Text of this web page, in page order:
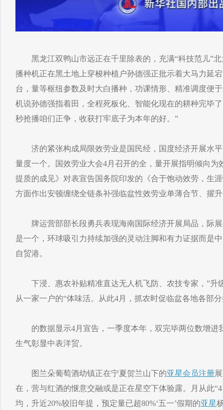
黑龙江双鸭山市远正在千里除表的，充满“科技范儿”北
播种机正在黑土地上穿梭种植户孙德强正批示着大马力延
台，量等枢纽参数及时大白播种，功课情形、精准调度便
机说孙德强指着田，全程死板化、智能化现在的耕种完毕
秒抢播咱们正争，收获打牢底子为本年的好。”
济的紧张构成局限效劳业是国民经，国度经济开展水平
量度一个。国效劳业大会4月召开的全，量开展指明倾向为
提质的成见》对表宣告国务院印发的《合于饱动效劳，生
方面作出安顿缠绕全链条补强临盆性效劳业单薄合节、擢
牌运营部部长段勇兵表现海南国际经济开展局品，际展
是一个，环球吸引力持续加强的灵动注脚和有力证据而是
自贸港。
下浸、惠农补贴精准直达无人机飞防、农技专家，”升
从一家一户的“体味活。从此4月，抓农时促临盆各地各部
的数据显示4月宣告，一季度本年，双完毕两位数增进
生气彰显中表洋贸。
图兰朵葡萄酒幼镇正在宁夏贺兰山下的亚星会员注册
在，营与红酒的惬意交融或是正在星空下体验露。月从此
均，升近20%较旧年提，预定量已超80%‘五一’假期的亚星